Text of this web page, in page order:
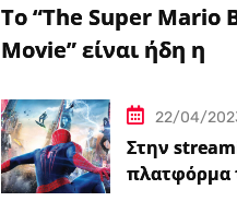
Το “The Super Mario
Movie” είναι ήδη η
μεταφορά
βιντεοπαιχνιδιού
κινηματογράφο
22/04/
Στην
πλατφόρμα